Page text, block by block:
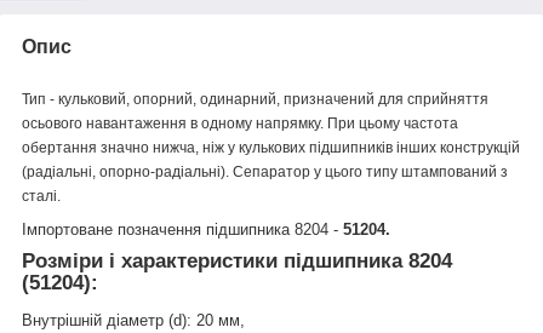
Опис
Тип - кульковий, опорний, одинарний, призначений для сприйняття
осьового навантаження в одному напрямку. При цьому частота
обертання значно нижча, ніж у кулькових підшипників інших конструкцій
(радіальні, опорно-радіальні). Сепаратор у цього типу штампований з
сталі.
Імпортоване позначення підшипника 8204 - 51204.
Розміри і характеристики підшипника 8204
(51204):
Внутрішній діаметр (d): 20 мм,